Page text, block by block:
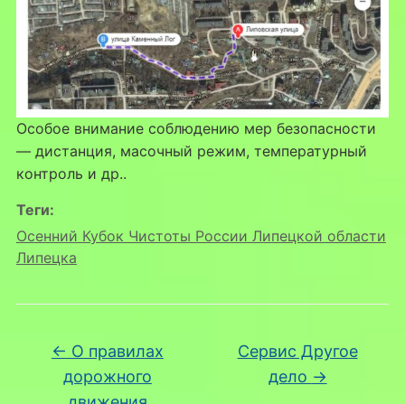
Особое внимание соблюдению мер безопасности
— дистанция, масочный режим, температурный
контроль и др..
Теги:
Осенний Кубок Чистоты России Липецкой области
Липецка
← О правилах
дорожного
Сервис Другое
дело →